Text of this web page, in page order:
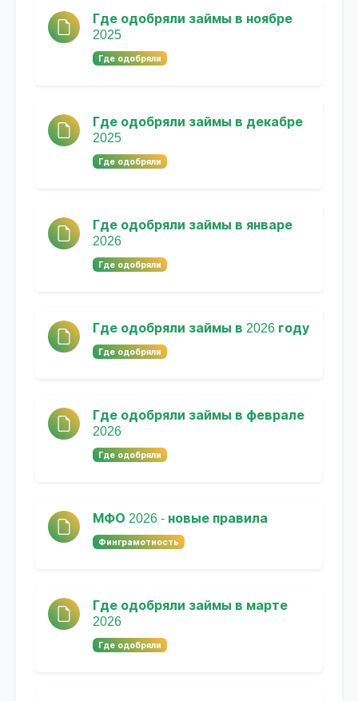
Где одобряли займы в ноябре
2025
Где одобряли
Где одобряли займы в декабре
2025
Где одобряли
Где одобряли займы в январе
2026
Где одобряли
Где одобряли займы в 2026 году
Где одобряли
Где одобряли займы в феврале
2026
Где одобряли
МФО 2026 - новые правила
Финграмотность
Где одобряли займы в марте
2026
Где одобряли